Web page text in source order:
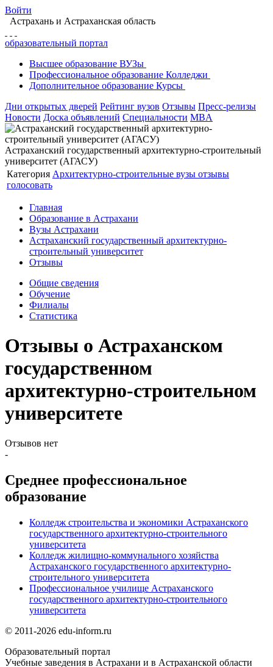
Войти
Астрахань и Астраханская область
образовательный портал
Высшее образование ВУЗы
Профессиональное образование Колледжи
Дополнительное образование Курсы
Дни открытых дверей Рейтинг вузов Отзывы Пресс-релизы
Новости Доска объявлений Специальности MBA
Астраханский государственный архитектурно-строительный
университет (АГАСУ)
Категория Архитектурно-строительные вузы отзывы
голосовать
Главная
Образование в Астрахани
Вузы Астрахани
Астраханский государственный архитектурно-
строительный университет
Отзывы
Общие сведения
Обучение
Филиалы
Статистика
Отзывы о Астраханском
государственном
архитектурно-строительном
университете
Отзывов нет
-
Среднее профессиональное
образование
Колледж строительства и экономики Астраханского
государственного архитектурно-строительного
университета
Колледж жилищно-коммунального хозяйства
Астраханского государственного архитектурно-
строительного университета
Профессиональное училище Астраханского
государственного архитектурно-строительного
университета
© 2011-2026 edu-inform.ru
Образовательный портал
Учебные заведения в Астрахани и в Астраханской области